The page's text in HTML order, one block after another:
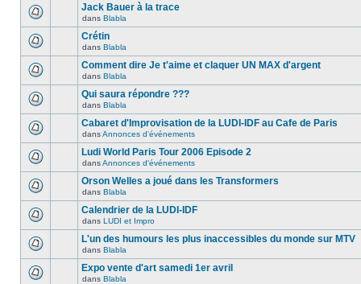
Jack Bauer à la trace
dans Blabla
Crétin
dans Blabla
Comment dire Je t'aime et claquer UN MAX d'argent
dans Blabla
Qui saura répondre ???
dans Blabla
Cabaret d'Improvisation de la LUDI-IDF au Cafe de Paris
dansAnnonces d'événements
Ludi World Paris Tour 2006 Episode 2
dansAnnonces d'événements
Orson Welles a joué dans les Transformers
dans Blabla
Calendrier de la LUDI-IDF
dans LUDI et Impro
L'un des humours les plus inaccessibles du monde sur MTV
dans Blabla
Expo vente d'art samedi 1er avril
dans Blabla